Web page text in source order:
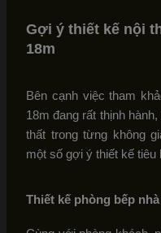
Gợi ý thiết kế nội
18m
Bên cạnh việc tham
18m đang rất thịnh
thất trong từng không
một số gợi ý thiết kế tiêu
Thiết kế phòng bếp